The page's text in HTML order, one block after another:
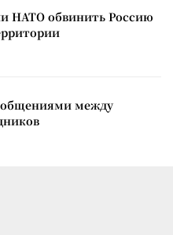
НАТО обвинить Россию
между